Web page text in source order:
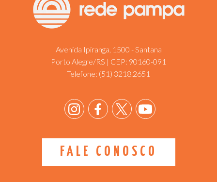
Avenida Ipiranga, 1500 - Santana
Porto Alegre/RS | CEP: 90160-091
Telefone: (51) 3218.2651
FALE CONOSCO